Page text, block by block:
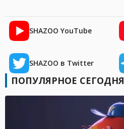
SHAZOO YouTube
SHAZOO в Twitter
ПОПУЛЯРНОЕ СЕГОДНЯ